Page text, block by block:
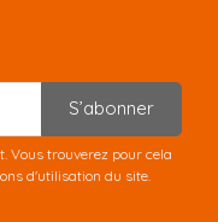
S’abonner
Vous trouverez pour cela
d'utilisation du site.